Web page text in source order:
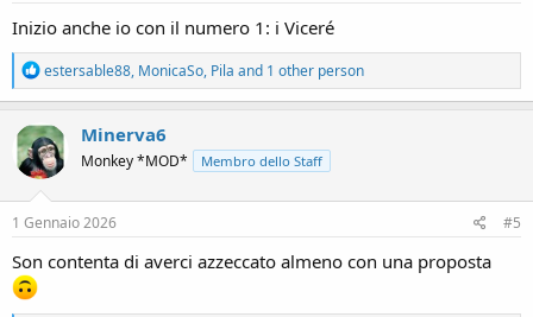
Inizio anche io con il numero 1: i Viceré
R
e
a
c
t
i
o
n
s
estersable88, MonicaSo, Pila and 1 other person
Minerva6
Monkey *MOD* Membro dello Staff
1 Gennaio 2026 #5
Son contenta di averci azzeccato almeno con una proposta